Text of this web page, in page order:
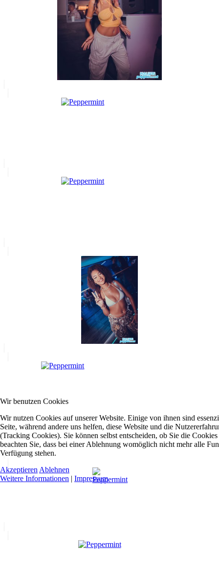
Wir benutzen Cookies
Wir nutzen Cookies auf unserer Website. Einige von ihnen sind
Seite, während andere uns helfen, diese Website und die
(Tracking Cookies). Sie können selbst entscheiden, ob Sie die
beachten Sie, dass bei einer Ablehnung womöglich nicht mehr alle
Verfügung stehen.
Akzeptieren Ablehnen
Weitere Informationen | Impressum